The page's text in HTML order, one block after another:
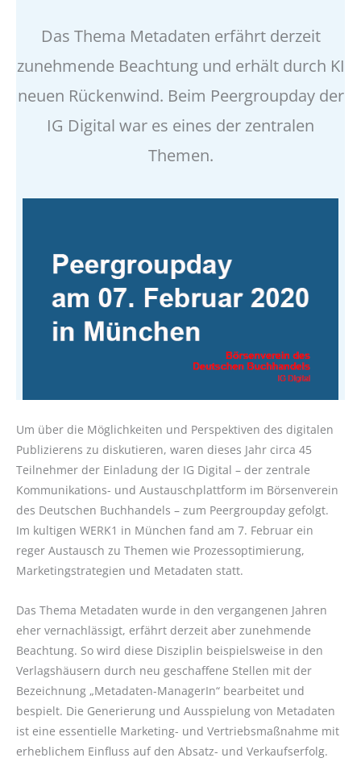
Das Thema Metadaten erfährt derzeit
zunehmende Beachtung und erhält durch KI
neuen Rückenwind. Beim Peergroupday der
IG Digital war es eines der zentralen
Themen.
Um über die Möglichkeiten und Perspektiven des digitalen
Publizierens zu diskutieren, waren dieses Jahr circa 45
Teilnehmer der Einladung der IG Digital – der zentrale
Kommunikations- und Austauschplattform im Börsenverein
des Deutschen Buchhandels – zum Peergroupday gefolgt.
Im kultigen WERK1 in München fand am 7. Februar ein
reger Austausch zu Themen wie Prozessoptimierung,
Marketingstrategien und Metadaten statt.
Das Thema Metadaten wurde in den vergangenen Jahren
eher vernachlässigt, erfährt derzeit aber zunehmende
Beachtung. So wird diese Disziplin beispielsweise in den
Verlagshäusern durch neu geschaffene Stellen mit der
Bezeichnung „Metadaten-ManagerIn“ bearbeitet und
bespielt. Die Generierung und Ausspielung von Metadaten
ist eine essentielle Marketing- und Vertriebsmaßnahme mit
erheblichem Einfluss auf den Absatz- und Verkaufserfolg.